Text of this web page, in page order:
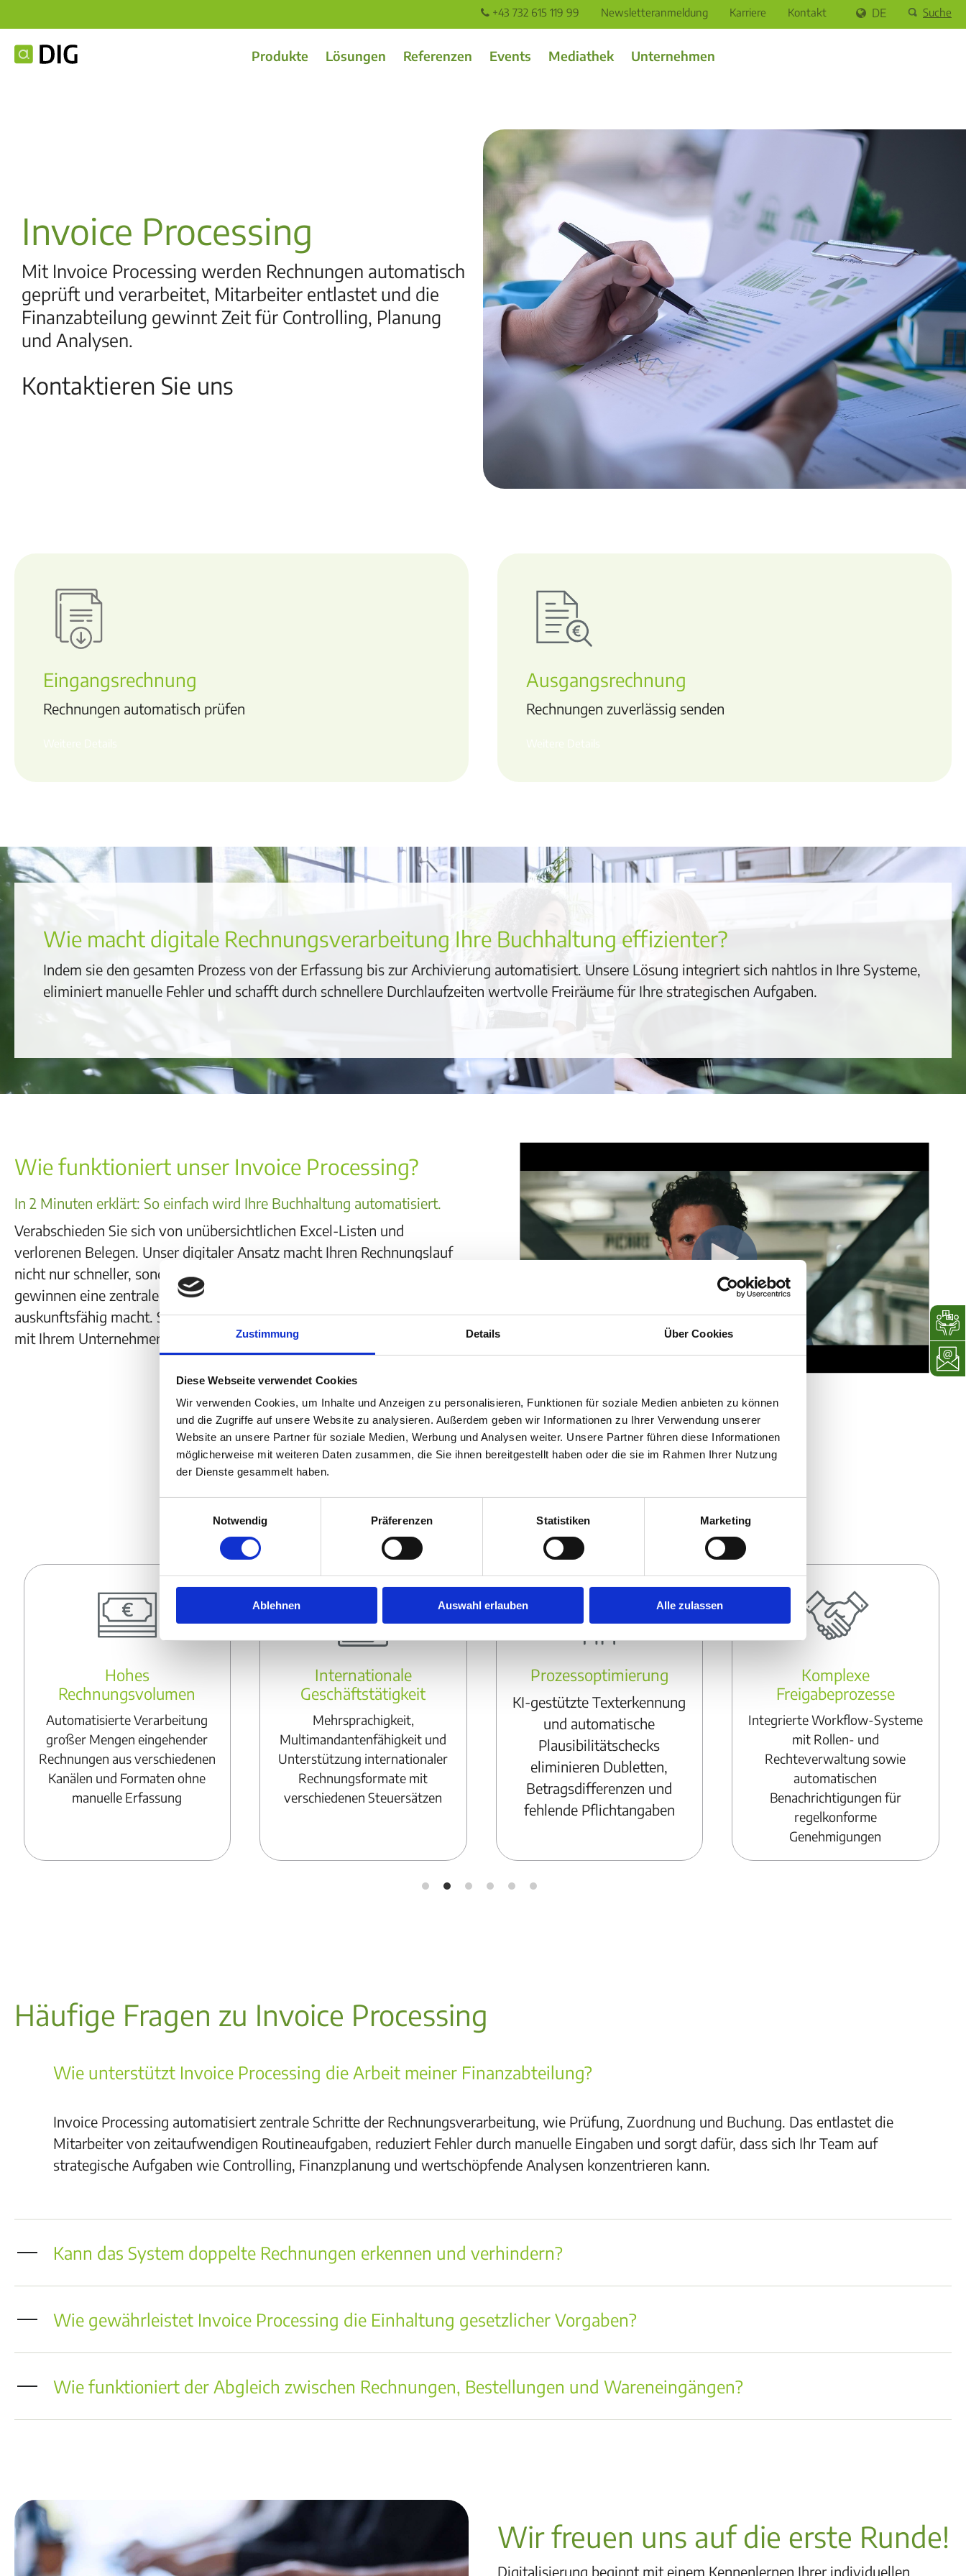
Zustimmung Details Über Cookies
Diese Webseite verwendet Cookies
Wir verwenden Cookies, um Inhalte und Anzeigen zu personalisieren, Funktionen für soziale Medien anbieten zu können
und die Zugriffe auf unsere Website zu analysieren. Außerdem geben wir Informationen zu Ihrer Verwendung unserer
Website an unsere Partner für soziale Medien, Werbung und Analysen weiter. Unsere Partner führen diese Informationen
möglicherweise mit weiteren Daten zusammen, die Sie ihnen bereitgestellt haben oder die sie im Rahmen Ihrer Nutzung
der Dienste gesammelt haben.
Notwendig
Präferenzen Statistiken Marketing
Ablehnen Auswahl erlauben Alle zulassen
+43 732 615 119 99 Newsletteranmeldung Karriere Kontakt DE Suche
Produkte Lösungen Referenzen Events Mediathek Unternehmen
Invoice Processing
Mit Invoice Processing werden Rechnungen automatisch
geprüft und verarbeitet, Mitarbeiter entlastet und die
Finanzabteilung gewinnt Zeit für Controlling, Planung
und Analysen.
Kontaktieren Sie uns
Eingangsrechnung
Rechnungen automatisch prüfen
Ausgangsrechnung
Rechnungen zuverlässig senden
Wie macht digitale Rechnungsverarbeitung Ihre Buchhaltung effizienter?
Indem sie den gesamten Prozess von der Erfassung bis zur Archivierung automatisiert. Unsere Lösung integriert sich nahtlos in Ihre Systeme,
eliminiert manuelle Fehler und schafft durch schnellere Durchlaufzeiten wertvolle Freiräume für Ihre strategischen Aufgaben.
Wie funktioniert unser Invoice Processing?
In 2 Minuten erklärt: So einfach wird Ihre Buchhaltung automatisiert.
Verabschieden Sie sich von unübersichtlichen Excel-Listen und
verlorenen Belegen. Unser digitaler Ansatz macht Ihren Rechnungslauf
nicht nur schneller, sondern absolut sicher und nachvollziehbar. Sie
gewinnen eine zentrale Informationsquelle, die alle Beteiligten sofort
auskunftsfähig macht. So sieht modernes Finanzmanagement aus, das
mit Ihrem Unternehmen mitwächst und Standards neu definiert.
Näheres zu den Einsatzmöglichkeiten der Lösung
Hohes
Rechnungsvolumen
Automatisierte Verarbeitung
großer Mengen eingehender
Rechnungen aus verschiedenen
Kanälen und Formaten ohne
manuelle Erfassung
Internationale
Geschäftstätigkeit
Mehrsprachigkeit,
Multimandantenfähigkeit und
Unterstützung internationaler
Rechnungsformate mit
verschiedenen Steuersätzen
Prozessoptimierung
KI-gestützte Texterkennung
und automatische
Plausibilitätschecks
eliminieren Dubletten,
Betragsdifferenzen und
fehlende Pflichtangaben
Komplexe
Freigabeprozesse
Integrierte Workflow-Systeme
mit Rollen- und
Rechteverwaltung sowie
automatischen
Benachrichtigungen für
regelkonforme
Genehmigungen
Häufige Fragen zu Invoice Processing
Wie unterstützt Invoice Processing die Arbeit meiner Finanzabteilung?
Invoice Processing automatisiert zentrale Schritte der Rechnungsverarbeitung, wie Prüfung, Zuordnung und Buchung. Das entlastet die
Mitarbeiter von zeitaufwendigen Routineaufgaben, reduziert Fehler durch manuelle Eingaben und sorgt dafür, dass sich Ihr Team auf
strategische Aufgaben wie Controlling, Finanzplanung und wertschöpfende Analysen konzentrieren kann.
Kann das System doppelte Rechnungen erkennen und verhindern?
Wie gewährleistet Invoice Processing die Einhaltung gesetzlicher Vorgaben?
Wie funktioniert der Abgleich zwischen Rechnungen, Bestellungen und Wareneingängen?
Wir freuen uns auf die erste Runde!
Digitalisierung beginnt mit einem Kennenlernen Ihrer individuellen